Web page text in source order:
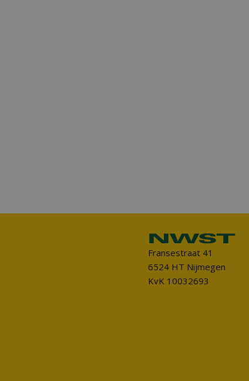
Fransestraat 41
6524 HT Nijmegen
KvK 10032693